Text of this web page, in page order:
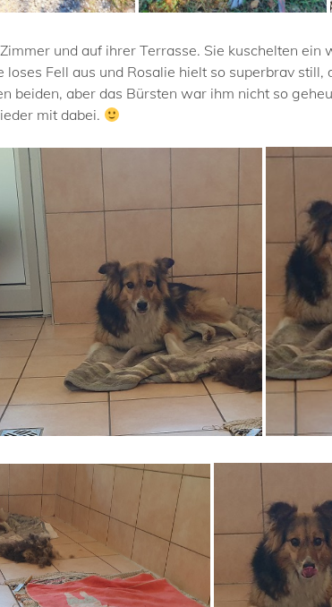
und auf ihrer Terrasse. Sie kuschelten
Fell aus und Rosalie hielt so superbrav
beiden, aber das Bürsten war ihm nicht so
mit dabei.